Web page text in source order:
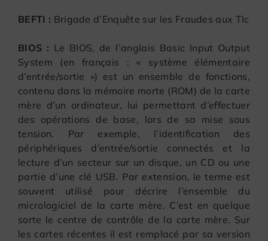
BEFTI : Brigade d’Enquête sur les Fraudes aux TIc
BIOS : Le BIOS, de l’anglais Basic Input Output
System (en français : « système élémentaire
d’entrée/sortie ») est un ensemble de fonctions,
contenu dans la mémoire morte (ROM) de la carte
mère d’un ordinateur, lui permettant d’effectuer
des opérations de base, lors de sa mise sous
tension. Par exemple, l’identification des
périphériques d’entrée/sortie connectés et la
lecture d’un secteur sur un disque, un CD ou une
partie d’une clé USB. Par extension, le terme est
souvent utilisé pour décrire l’ensemble du
micrologiciel de la carte mère. C’est en quelque
sorte le centre de contrôle de la carte mère. Sur
les cartes récentes il est remplacé par sa version